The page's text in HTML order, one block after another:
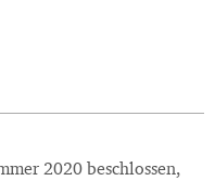
2020 beschlossen,